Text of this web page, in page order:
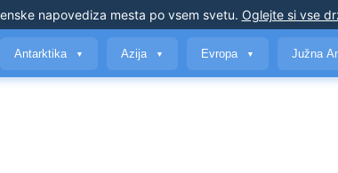
napovediza mesta po vsem svetu. Oglejte si vse
Antarktika ▼ Azija ▼ Evropa ▼ Južna